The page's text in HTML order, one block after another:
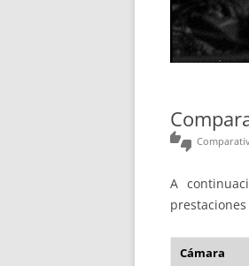
thumbs_up_down
A
Cámara